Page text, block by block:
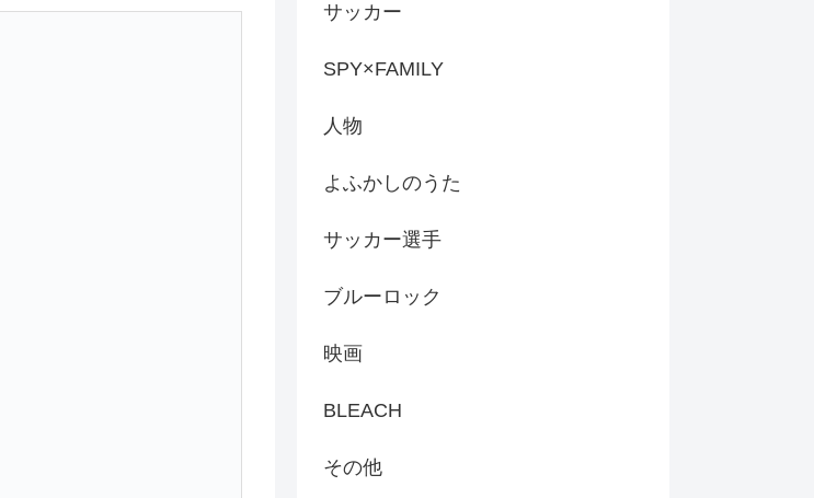
サッカー
SPY×FAMILY
人物
よふかしのうた
サッカー選手
ブルーロック
映画
BLEACH
その他